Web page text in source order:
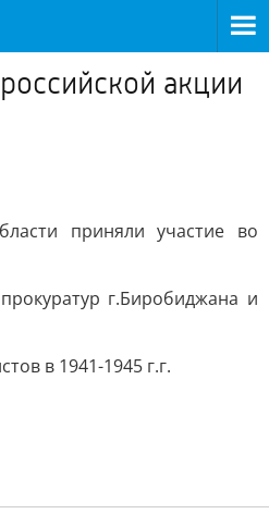
акции
приняли участие во
г.Биробиджана и
в 1941-1945 г.г.